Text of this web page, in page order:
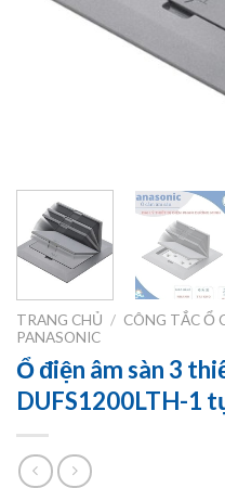
TRANG CHỦ / CÔNG TẮC Ổ
PANASONIC
Ổ điện âm sàn 3
DUFS1200LTH-1